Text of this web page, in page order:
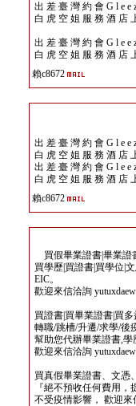
出 差 臺 灣 約 會 G l e e
白 虎 空 姐 服 務 酒 店
出 差 臺 灣 約 會 G l e e
白 虎 空 姐 服 務 酒 店
賴c8672
出 差 臺 灣 約 會 G l e e
白 虎 空 姐 服 務 酒 店
出 差 臺 灣 約 會 G l e e
白 虎 空 姐 服 務 酒 店
賴c8672
買假畢業證書|畢業證
買學歷|買證書|買學位|
EIC。
歡迎來信洽詢
買證書|買畢業證書|買多
轉職/跳槽/升遷/求學/後
幫助您代辦畢業證書,學
歡迎來信洽詢
買真假畢業證書、文憑
『絕不預收任何費用
不受疫情影響， 歡迎來